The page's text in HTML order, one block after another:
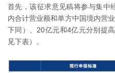
首先，该征求意见稿将参与集中
内合计营业额和单方中国境内营
下同）、20亿元和4亿元分别提
见下表）。